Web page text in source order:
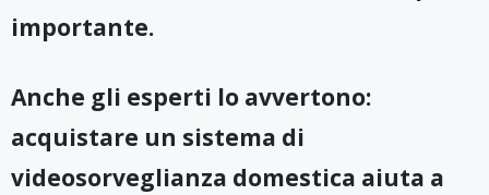
importante.
Anche gli esperti lo avvertono:
acquistare un sistema di
videosorveglianza domestica aiuta a